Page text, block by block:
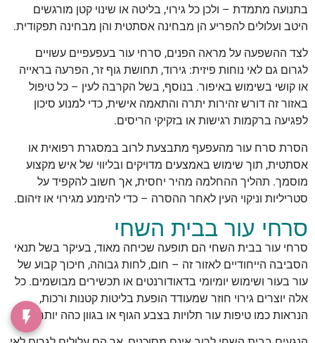
בתנועה מתמדת – ולכן כל גירוי, בליטה או שינוי קטן מורגשים
היטב ועלולים להפריע הן מבחינה אסתטית והן מבחינה תפקודית.
לצד ההשפעה על מראה הפנים, סרחי עור בעפעפיים עשויים
לגרום גם לאי נוחות פיזית: גירוד, תחושת גוף זר, הפרעה בראייה
או קושי בשימוש באיפור. בנוסף, בשל הקרבה לעין – כל טיפול
באזור זה דורש זהירות יתרה והתאמה אישית, כדי למנוע סיכון
לפגיעה ברקמות רגישות או בזקיקי הריסים.
הסרת סרח עור מהעפעף מתבצעת לרוב במסגרת רפואית או
אסתטית, תוך שימוש באמצעים מדויקים ובליווי של איש מקצוע
מוסמך. תהליך ההחלמה מהיר יחסית, אך חשוב להקפיד על
סטריליות וניקוי העין לאחר ההסרה – כדי להימנע מגירוי או זיהום.
סרחי עור בבית השחי
סרחי עור בבית השחי הם תופעה שכיחה מאוד, בעיקר בשל תנאי
הסביבה הייחודיים לאזור זה – חום, לחות גבוהה, חיכוך קבוע של
עור בעור ושימוש יומיומי בדאודורנטים או תכשירים מבושמים. כל
אלה יוצרים גירוי חוזר שמעודד הופעת בליטות קטנות ורכות,
הנראות כמו טיפות עור תלויות בצבע הגוף או בגוון כהה יותר.